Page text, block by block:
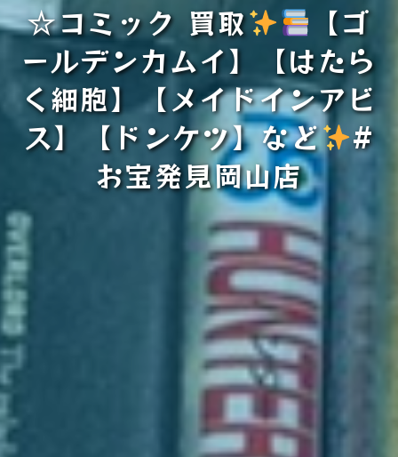
☆コミック 買取
【ゴ
ールデンカムイ】【はたら
く細胞】【メイドインアビ
ス】【ドンケツ】など
#
お宝発見岡山店